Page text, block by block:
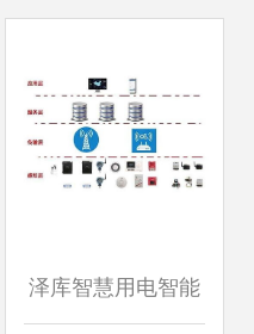
泽库智慧用电智能